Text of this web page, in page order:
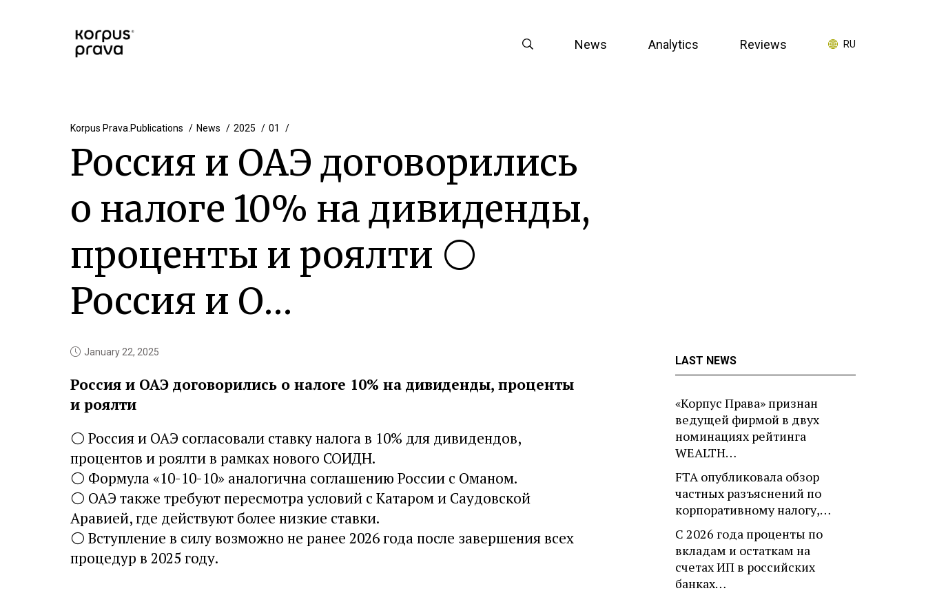
News Analytics Reviews RU
Korpus Prava.Publications News 2025 01
Россия и ОАЭ договорились
о налоге 10% на дивиденды,
проценты и роялти ⚪️
Россия и О…
January 22, 2025
Россия и ОАЭ договорились о налоге 10% на дивиденды, проценты
и роялти
⚪️ Россия и ОАЭ согласовали ставку налога в 10% для дивидендов,
процентов и роялти в рамках нового СОИДН.
⚪️ Формула «10-10-10» аналогична соглашению России с Оманом.
⚪️ ОАЭ также требуют пересмотра условий с Катаром и Саудовской
Аравией, где действуют более низкие ставки.
⚪️ Вступление в силу возможно не ранее 2026 года после завершения всех
процедур в 2025 году.
LAST NEWS
«Корпус Права» признан
ведущей фирмой в двух
номинациях рейтинга
WEALTH…
FTA опубликовала обзор
частных разъяснений по
корпоративному налогу,…
С 2026 года проценты по
вкладам и остаткам на
счетах ИП в российских
банках…